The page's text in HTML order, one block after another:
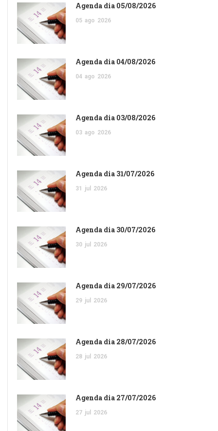
Agenda dia 05/08/2026
05 ago 2026
Agenda dia 04/08/2026
04 ago 2026
Agenda dia 03/08/2026
03 ago 2026
Agenda dia 31/07/2026
31 jul 2026
Agenda dia 30/07/2026
30 jul 2026
Agenda dia 29/07/2026
29 jul 2026
Agenda dia 28/07/2026
28 jul 2026
Agenda dia 27/07/2026
27 jul 2026